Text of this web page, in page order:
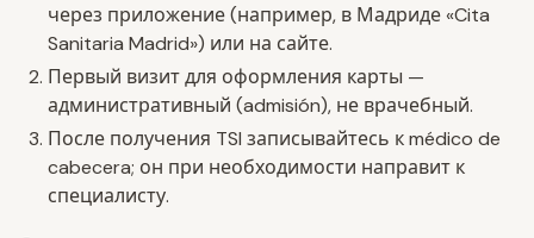
через приложение (например, в Мадриде «Cita
Sanitaria Madrid») или на сайте.
Первый визит для оформления карты —
административный (admisión), не врачебный.
После получения TSI записывайтесь к médico de
cabecera; он при необходимости направит к
специалисту.